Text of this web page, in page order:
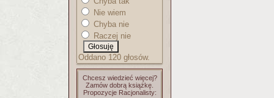
Nie wiem
Chyba nie
Raczej nie
Oddano 120 głosów.
Chcesz wiedzieć więcej?
Zamów dobrą książkę.
Propozycje Racjonalisty: